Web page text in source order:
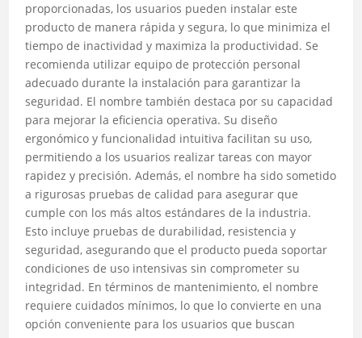
proporcionadas, los usuarios pueden instalar este
producto de manera rápida y segura, lo que minimiza el
tiempo de inactividad y maximiza la productividad. Se
recomienda utilizar equipo de protección personal
adecuado durante la instalación para garantizar la
seguridad. El nombre también destaca por su capacidad
para mejorar la eficiencia operativa. Su diseño
ergonómico y funcionalidad intuitiva facilitan su uso,
permitiendo a los usuarios realizar tareas con mayor
rapidez y precisión. Además, el nombre ha sido sometido
a rigurosas pruebas de calidad para asegurar que
cumple con los más altos estándares de la industria.
Esto incluye pruebas de durabilidad, resistencia y
seguridad, asegurando que el producto pueda soportar
condiciones de uso intensivas sin comprometer su
integridad. En términos de mantenimiento, el nombre
requiere cuidados mínimos, lo que lo convierte en una
opción conveniente para los usuarios que buscan